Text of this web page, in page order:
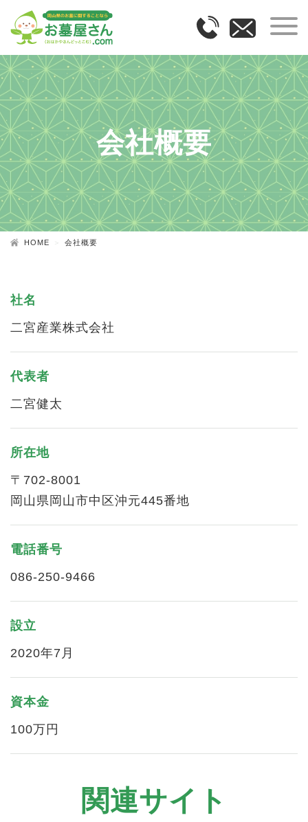
会社概要
HOME 会社概要
社名
二宮産業株式会社
代表者
二宮健太
所在地
〒702-8001
岡山県岡山市中区沖元445番地
電話番号
086-250-9466
設立
2020年7月
資本金
100万円
関連サイト